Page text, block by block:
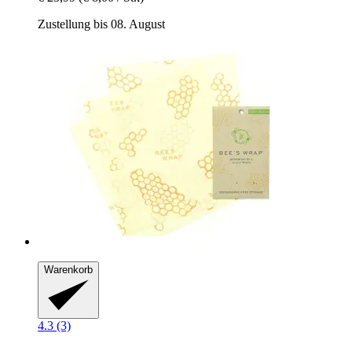
Zustellung bis 08. August
Warenkorb
4.3 (3)